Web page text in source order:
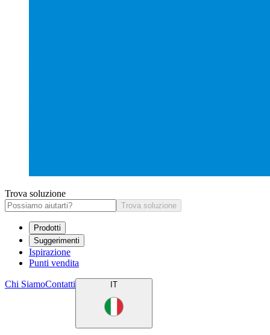
Trova soluzione
Trova soluzione
Prodotti
Suggerimenti
Ispirazione
Punti vendita
Chi SiamoContatti IT